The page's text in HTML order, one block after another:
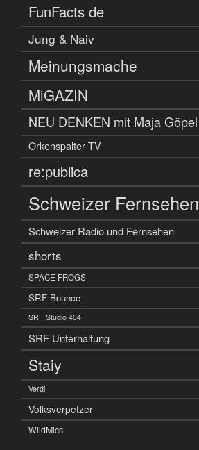
FunFacts de
Jung & Naiv
Meinungsmache
MiGAZIN
NEU DENKEN mit Maja Göpel
Orkenspalter TV
re:publica
Schweizer Fernsehen
Schweizer Radio und Fernsehen
shorts
SPACE FROGS
SRF Bounce
SRF Studio 404
SRF Unterhaltung
Staiy
Verdi
Volksverpetzer
WildMics